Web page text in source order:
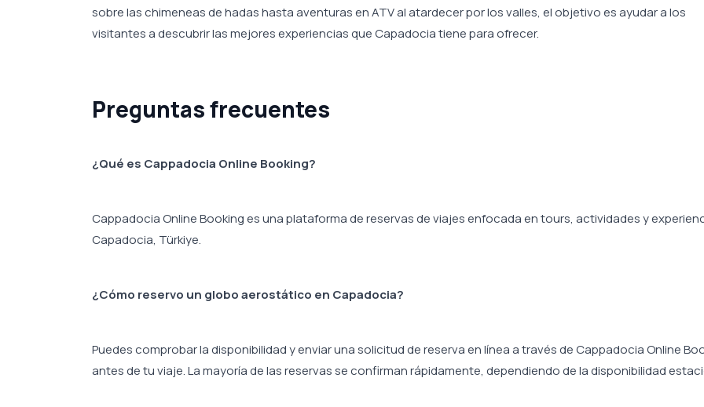
sobre las chimeneas de hadas hasta aventuras en ATV al atardecer por los valles, el objetivo es ayudar a los
visitantes a descubrir las mejores experiencias que Capadocia tiene para ofrecer.
Preguntas frecuentes
¿Qué es Cappadocia Online Booking?
Cappadocia Online Booking es una plataforma de reservas de viajes enfocada en tours, actividades y
Capadocia, Türkiye.
¿Cómo reservo un globo aerostático en Capadocia?
Puedes comprobar la disponibilidad y enviar una solicitud de reserva en línea a través de Cappadocia Online
antes de tu viaje. La mayoría de las reservas se confirman rápidamente, dependiendo de la disponibilidad